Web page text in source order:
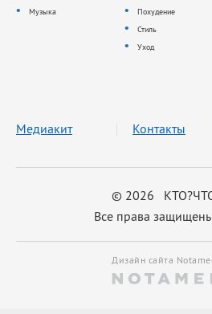
Музыка
Похудение
Стиль
Уход
© 2026
Все права
Медиакит Контакты
Дизайн сайта